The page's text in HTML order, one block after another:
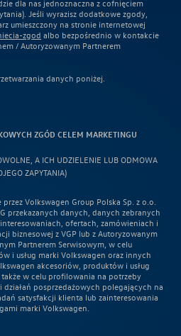
dla nas jednoznaczna z cofnięciem
Jeśli wyrazisz dodatkowe zgody,
umieszczony na stronie internetowej
zgod albo bezpośrednio w kontakcie
/ Autoryzowanym Partnerem
danych poniżej.
ZGÓD CELEM MARKETINGU
A ICH UDZIELENIE LUB ODMOWA
ZAPYTANIA)
Volkswagen Group Polska Sp. z o.o.
przekazanych danych, danych zebranych
ofertach, zamówieniach i
biznesowej z VGP lub z Autoryzowanym
Partnerem Serwisowym, w celu
i usług marki Volkswagen oraz innych
akcesoriów, produktów i usług
w celu profilowania na potrzeby
działań posprzedażowych polegających na
satysfakcji klienta lub zainteresowania
marką, produktami i usługami marki Volkswagen.